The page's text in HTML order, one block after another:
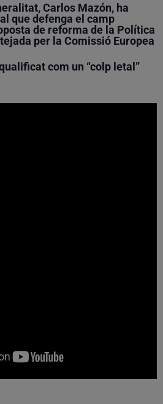
Carlos Mazón, ha
que defenga el camp
de reforma de la Política
per la Comissió Europea
com un “colp letal”